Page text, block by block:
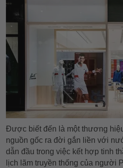
Được biết đến là một thương
nguồn gốc ra đời gắn liền với
dẫn đầu trong việc kết hợp tinh
lịch lãm truyền thống của người